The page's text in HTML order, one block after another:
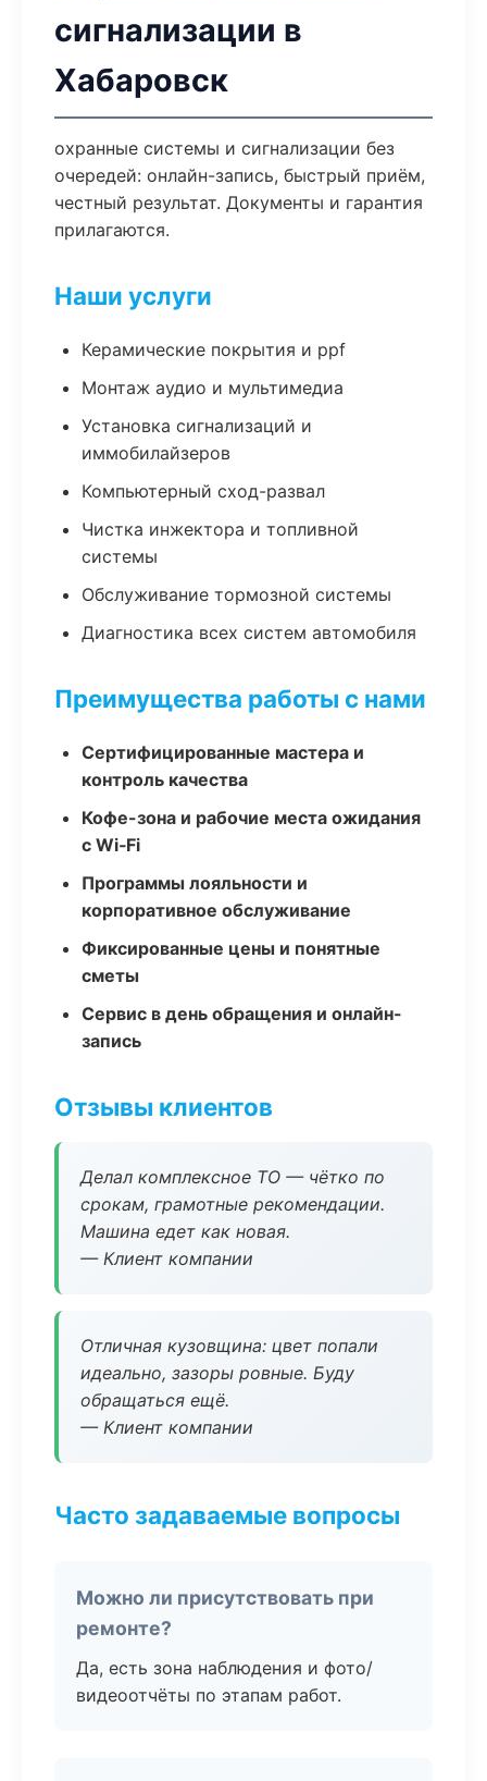
сигнализации в
Хабаровск
охранные системы и сигнализации без
очередей: онлайн-запись, быстрый приём,
честный результат. Документы и гарантия
прилагаются.
Наши услуги
Керамические покрытия и ppf
Монтаж аудио и мультимедиа
Установка сигнализаций и
иммобилайзеров
Компьютерный сход-развал
Чистка инжектора и топливной
системы
Обслуживание тормозной системы
Диагностика всех систем автомобиля
Преимущества работы с нами
Сертифицированные мастера и
контроль качества
Кофе-зона и рабочие места ожидания
с Wi‑Fi
Программы лояльности и
корпоративное обслуживание
Фиксированные цены и понятные
сметы
Сервис в день обращения и онлайн-
запись
Отзывы клиентов
Делал комплексное ТО — чётко по
срокам, грамотные рекомендации.
Машина едет как новая.
— Клиент компании
Отличная кузовщина: цвет попали
идеально, зазоры ровные. Буду
обращаться ещё.
— Клиент компании
Часто задаваемые вопросы
Можно ли присутствовать при
ремонте?
Да, есть зона наблюдения и фото/
видеоотчёты по этапам работ.